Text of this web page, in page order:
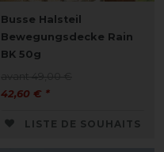
Busse Halsteil
Bewegungsdecke Rain
BK 50g
42,60 € *
LISTE DE SOUHAITS